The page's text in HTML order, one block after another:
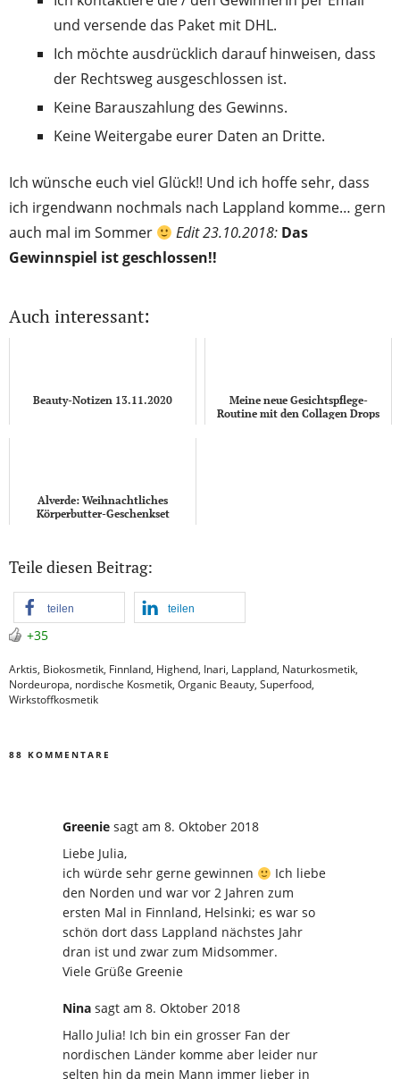
und versende das Paket mit DHL.
Ich möchte ausdrücklich darauf hinweisen, dass
der Rechtsweg ausgeschlossen ist.
Keine Barauszahlung des Gewinns.
Keine Weitergabe eurer Daten an Dritte.
Ich wünsche euch viel Glück!! Und ich hoffe sehr, dass
ich irgendwann nochmals nach Lappland komme… gern
auch mal im Sommer
Edit 23.10.2018: Das
Gewinnspiel ist geschlossen!!
Auch interessant:
Beauty-Notizen 13.11.2020
Meine neue Gesichtspflege-
Routine mit den Collagen Drops
Alverde: Weihnachtliches
Körperbutter-Geschenkset
Teile diesen Beitrag:
teilen teilen
+35
Arktis, Biokosmetik, Finnland, Highend, Inari, Lappland, Naturkosmetik,
Nordeuropa, nordische Kosmetik, Organic Beauty, Superfood,
Wirkstoffkosmetik
88 KOMMENTARE
Greenie sagt am 8. Oktober 2018
Liebe Julia,
ich würde sehr gerne gewinnen
Ich liebe
den Norden und war vor 2 Jahren zum
ersten Mal in Finnland, Helsinki; es war so
schön dort dass Lappland nächstes Jahr
dran ist und zwar zum Midsommer.
Viele Grüße Greenie
Nina sagt am 8. Oktober 2018
Hallo Julia! Ich bin ein grosser Fan der
nordischen Länder komme aber leider nur
selten hin da mein Mann immer lieber in